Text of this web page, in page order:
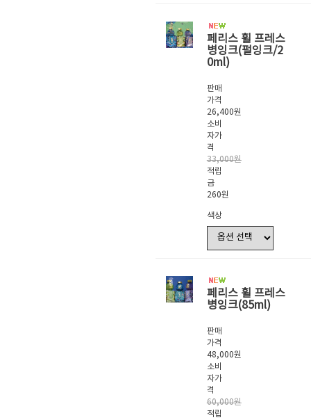
페리스 휠 프레스
병잉크(펄잉크/2
0ml)
판매
가격
26,400원
소비
자가
격
33,000원
적립
금
260원
색상
페리스 휠 프레스
병잉크(85ml)
판매
가격
48,000원
소비
자가
격
60,000원
적립